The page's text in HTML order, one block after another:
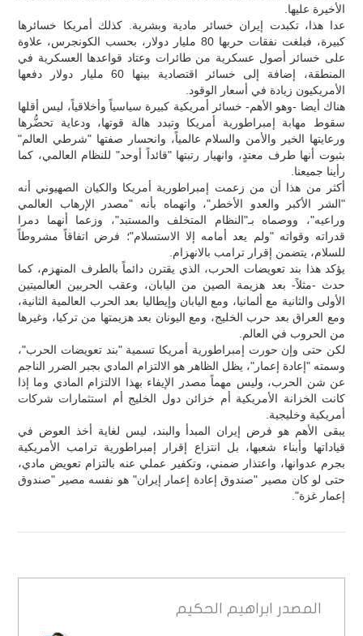
الأخيرة عليها.
عدا هذا، تكبدت إيران خسائر مادية وبشرية. كذلك أمريكا خسائرها
كبيرة، فبلغت نفقات حربها 80 مليار دولار، بحسب الكونجرس، علاوة
على خسائر أصول عسكرية من طائرات وعتاد قواعدها العسكرية في
المنطقة، إضافة إلى خسائر اقتصادية بينها 60 مليار دولار دفعها
الأمريكيون زيادة في أسعار الوقود.
هناك أيضا -وهو الأهم- خسائر أمريكية كبيرة سياسياً وأخلاقياً، ليس أقلها
سقوط مهابة إمبراطورية أمريكا وتبدد هالة قوتها، ودعاية تحضُّرها
ورعايتها الخير والأمن والسلام عالمياً، وانحسار صفتها "شرطي العالم"
بثبوت أنها طرف معتدٍ، وانهيار رتبتها "قائداً أوحد" للنظام العالمي، كما
رأينا جميعنا.
أكثر من هذا أن من زعمت إمبراطورية أمريكا والكيان الصهيوني أنه
"الشر الأكبر والعدو الأخطر"، واتهماه بأنه "مصدر الإرهاب العالمي
وراعيه"، ووصماه بـ"النظام المتخلف والمستبد"، وزعما أنهما دمرا
قدراته وقواته "ولم يعد أمامه إلا الاستسلام"؛ فرض اتفاقاً مشروطاً
للسلام، يتضمن إقرار ترامب بالانهزام.
يؤكد هذا بند تعويضات الحرب، الذي يقترن دائماً بالطرف المنهزم، كما
حدث -مثلاً- بعد هزيمة الصين من اليابان، وعقب الحربين العالميتين
الأولى والثانية مع ألمانيا، ومع اليابان وإيطاليا بعد الحرب العالمية الثانية،
ومع العراق بعد حرب الخليج، ومع اليونان بعد هزيمتها من تركيا، وغيرها
من الحروب في العالم.
لكن حتى وإن حورت إمبراطورية أمريكا تسمية "بند تعويضات الحرب"،
وسمته "إعادة إعمار"، يظل الظاهر هو الالتزام المادي بجبر الضرر الناجم
عن شن الحرب، وليس مهماً مصدر الإيفاء بهذا الالتزام المادي وما إذا
كانت الخزانة الأمريكية أم خزائن دول الخليج أم استثمارات شركات
أمريكية وخليجية.
يبقى الأهم هو فرض إيران المبدأ والبند، ليس لغاية أخذ العوض في
قياداتها وأبناء شعبها، بل انتزاع إقرار إمبراطورية ترامب الأمريكية
بجرم عدوانها، واعتذار ضمني، وتكفير عملي عنه بالتزام تعويض مادي،
حتى لو كان مصير "صندوق إعادة إعمار إيران" هو نفسه مصير "صندوق
إعمار غزة".
المصدر ابراهيم الحكيم